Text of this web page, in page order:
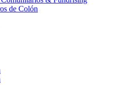
de Colón